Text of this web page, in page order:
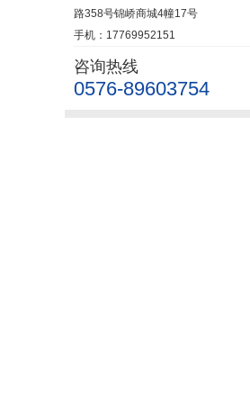
路358号锦峤商城4幢17号
手机：17769952151
咨询热线
0576-89603754